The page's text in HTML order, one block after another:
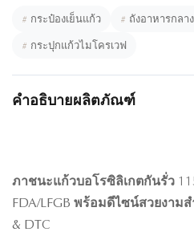
# กระป๋องเย็นแก้ว # ถังอาหารกลา
# กระปุกแก้วไมโครเวฟ
คำอธิบายผลิตภัณฑ์
ภาชนะแก้วบอโรซิลิเกตกันรั่ว
FDA/LFGB พร้อมดีไซน์สวยงาม
& DTC